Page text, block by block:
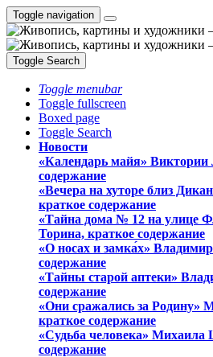
Toggle navigation
Toggle Search
Toggle menubar
Toggle fullscreen
Boxed page
Toggle Search
Новости
«Календарь майя» Виктории
содержание
«Вечера на хуторе близ
краткое содержание
«Тайна дома № 12 на улице
Торина, краткое содержание
«О носах и замка́х»
содержание
«Тайны старой аптеки»
содержание
«Они сражались за Родину»
краткое содержание
«Судьба человека» Михаила
содержание